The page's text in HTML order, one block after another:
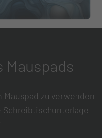
zu verwenden
Schreibtischunterlage